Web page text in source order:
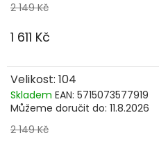
2 149 Kč
1 611 Kč
Velikost: 104
Skladem EAN: 5715073577919
Můžeme doručit do: 11.8.2026
2 149 Kč